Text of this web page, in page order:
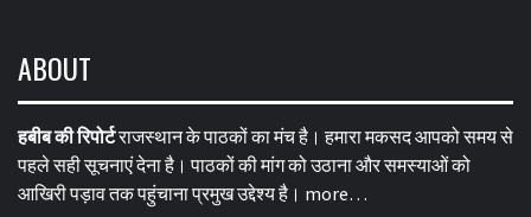
ABOUT
हबीब की रिपोर्टराजस्थान के पाठकों का मंच है। हमारा मकसद आपको समय से
पहले सही सूचनाएं देना है। पाठकों की मांग को उठाना और समस्याओं को
आखिरी पड़ाव तक पहुंचाना प्रमुख उद्देश्य है। more…